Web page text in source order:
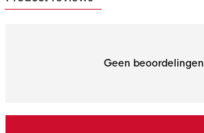
Geen beoordelingen